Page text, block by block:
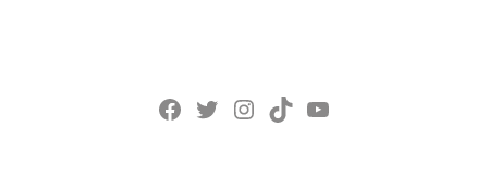
Facebook
Twitter
Instagram
TikTokYouTube